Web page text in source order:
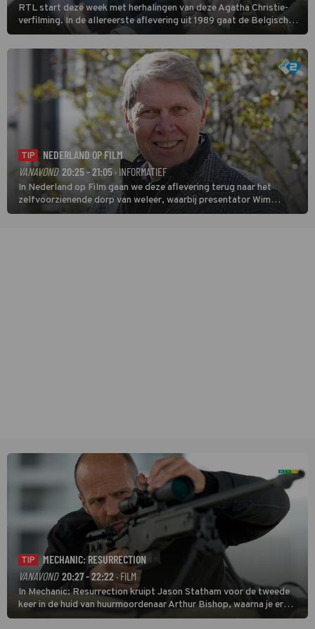
RTL start deze week met herhalingen van deze Agatha Christie-
verfilming. In de allereerste aflevering uit 1989 gaat de Belgische
speurder op zoek naar een vermiste kok. Poirot raakt al snel
verwikkeld in een moordzaak. (HH)
TIP
NEDERLAND OP FILM
VANAVOND 20:25 - 21:05· INFORMATIEF
In Nederland op Film gaan we deze aflevering terug naar het
zelfvoorzienende dorp van weleer, waarbij presentator Wim
Daniëls de kijkers meeneemt op reis door de tijd aan de hand van
TIP
MECHANIC: RESURRECTION
VANAVOND 20:27 - 22:22· FILM
In Mechanic: Resurrection kruipt Jason Statham voor de tweede
keer in de huid van huurmoordenaar Arthur Bishop, waarna je er
donder op kunt zeggen dat er van Bishops geplande pensioen niet